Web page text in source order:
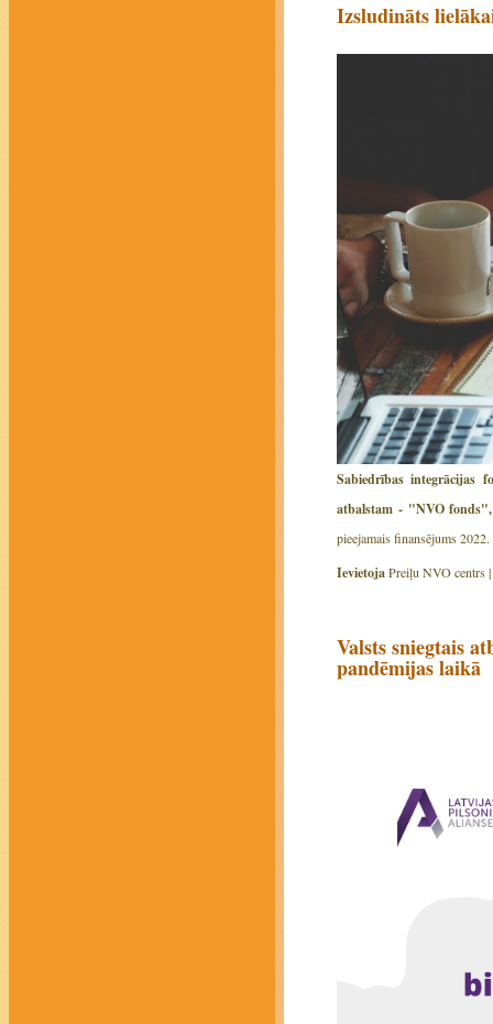
Izsludināts
Sabiedrības integrācijas
atbalstam - "NVO fonds",
pieejamais finansējums
IevietojaPreiļu NVO centrs |
Valsts sniegtais
pandēmijas laikā